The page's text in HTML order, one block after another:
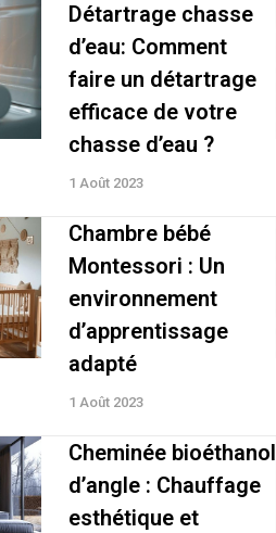
Détartrage chasse
d’eau: Comment
faire un détartrage
efficace de votre
chasse d’eau ?
1 Août 2023
Chambre bébé
Montessori : Un
environnement
d’apprentissage
adapté
1 Août 2023
Cheminée bioéthanol
d’angle : Chauffage
esthétique et